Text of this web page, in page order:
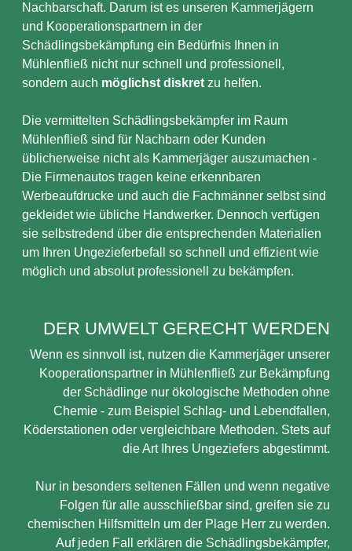
Nachbarschaft. Darum ist es unseren Kammerjägern
und Kooperationspartnern in der
Schädlingsbekämpfung ein Bedürfnis Ihnen in
Mühlenfließ nicht nur schnell und professionell,
sondern auch möglichst diskret zu helfen.
Die vermittelten Schädlingsbekämpfer im Raum
Mühlenfließ sind für Nachbarn oder Kunden
üblicherweise nicht als Kammerjäger auszumachen -
Die Firmenautos tragen keine erkennbaren
Werbeaufdrucke und auch die Fachmänner selbst sind
gekleidet wie übliche Handwerker. Dennoch verfügen
sie selbstredend über die entsprechenden Materialien
um Ihren Ungezieferbefall so schnell und effizient wie
möglich und absolut professionell zu bekämpfen.
DER UMWELT GERECHT WERDEN
Wenn es sinnvoll ist, nutzen die Kammerjäger unserer
Kooperationspartner in Mühlenfließ zur Bekämpfung
der Schädlinge nur ökologische Methoden ohne
Chemie - zum Beispiel Schlag- und Lebendfallen,
Köderstationen oder vergleichbare Methoden. Stets auf
die Art Ihres Ungeziefers abgestimmt.
Nur in besonders seltenen Fällen und wenn negative
Folgen für alle ausschließbar sind, greifen sie zu
chemischen Hilfsmitteln um der Plage Herr zu werden.
Auf jeden Fall erklären die Schädlingsbekämpfer,